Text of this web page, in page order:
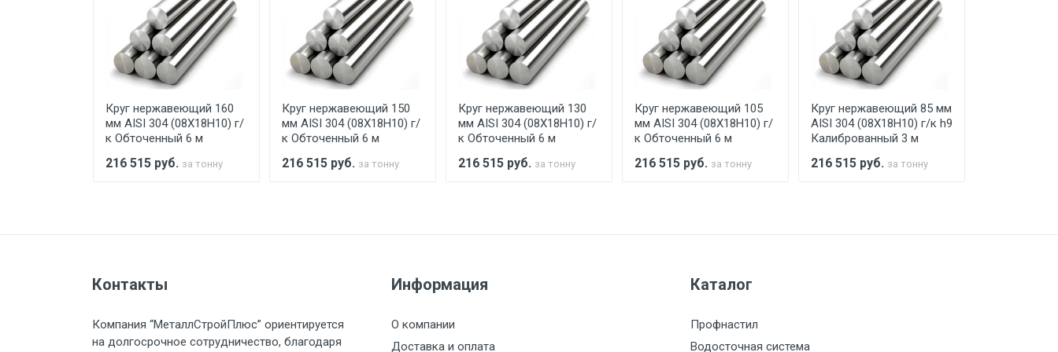
Уведомление об оплате обязательно.
При доставке товара, Клиент заранее обязан обеспечить подъезные пути для разгружаемого а/м. На разгрузку автомобиля
предоставляется не более 2-х часов.
Стоимость доставки по РФ рассчитывается индивидуально.
Груз до 6 м, вес до 2 тн 6500 с НДС 35р./км за МКАД
Груз до 6 м, вес до 3 тн 7500 с НДС 35р./км за МКАД
Круг нержавеющий 160
мм AISI 304 (08Х18Н10) г/
к Обточенный 6 м
216 515 руб. за тонну
Круг нержавеющий 150
мм AISI 304 (08Х18Н10) г/
к Обточенный 6 м
216 515 руб. за тонну
Круг нержавеющий 130
мм AISI 304 (08Х18Н10) г/
к Обточенный 6 м
216 515 руб. за тонну
Круг нержавеющий 105
мм AISI 304 (08Х18Н10) г/
к Обточенный 6 м
216 515 руб. за тонну
Круг нержавеющий 85 мм
AISI 304 (08Х18Н10) г/к h9
Калиброванный 3 м
216 515 руб. за тонну
Контакты
Компания “МеталлСтройПлюс” ориентируется
на долгосрочное сотрудничество, благодаря
Информация
О компании
Доставка и оплата
Каталог
Профнастил
Водосточная система